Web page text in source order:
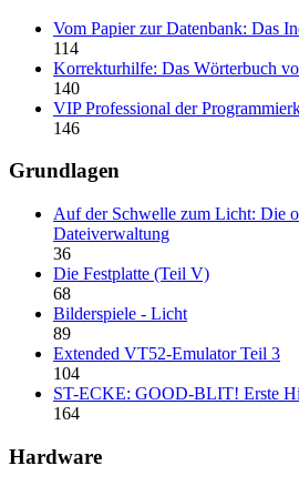
Vom Papier zur Datenbank: Das
114
Korrekturhilfe: Das Wörterbuch
140
VIP Professional der
146
Grundlagen
Auf der Schwelle zum Licht: Die
Dateiverwaltung
36
Die Festplatte (Teil V)
68
Bilderspiele - Licht
89
Extended VT52-Emulator Teil 3
104
ST-ECKE: GOOD-BLIT! Erste
164
Hardware